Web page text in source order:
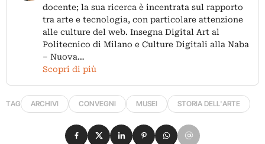
docente; la sua ricerca è incentrata sul rapporto
tra arte e tecnologia, con particolare attenzione
alle culture del web. Insegna Digital Art al
Politecnico di Milano e Culture Digitali alla Naba
– Nuova…
Scopri di più
TAG ARCHIVI CONVEGNI MUSEI STORIA DELL'ARTE
Condividi su Facebook
Condividi su X
Condividi su LinkedIn
Condividi su Pinterest
Condividi su WhatsApp
Condividi su Email